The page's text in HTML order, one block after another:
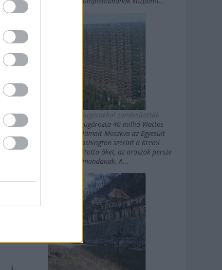
Az oroszok gigasugarakkal zombisították
10 évig sugározta 40 millió Wattos
erősségű rövidhullámait Moszkva az Egyesült
Államok felé. Washington szerint a Kreml
agykontroll alatt tartotta őket, az oroszok persze
mást mondanak. A...